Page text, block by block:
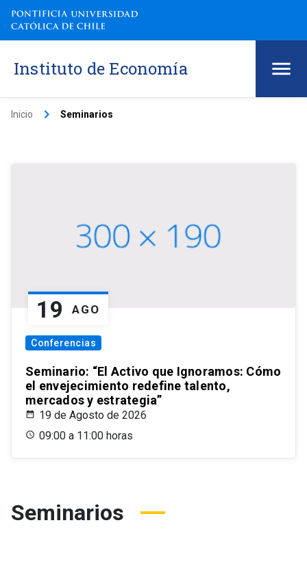
Instituto de Economía
Inicio keyboard_arrow_right Seminarios
19 AGO
Conferencias
Seminario: “El Activo que Ignoramos: Cómo
el envejecimiento redefine talento,
mercados y estrategia”
19 de Agosto de 2026
09:00 a 11:00 horas
Seminarios